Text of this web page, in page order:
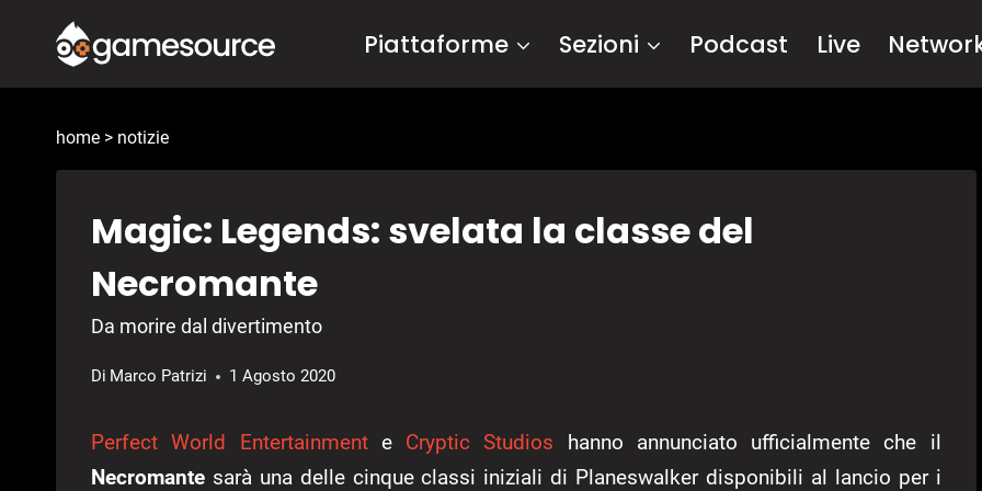
contenuto
Piattaforme Sezioni Podcast Live
home > notizie
Magic: Legends: svelata la classe del
Necromante
Da morire dal divertimento
Di Marco Patrizi 1 Agosto 2020
Perfect World Entertainmente Cryptic Studios hanno annunciato ufficialmente che il
Necromante sarà una delle cinque classi iniziali di Planeswalker disponibili al lancio per i